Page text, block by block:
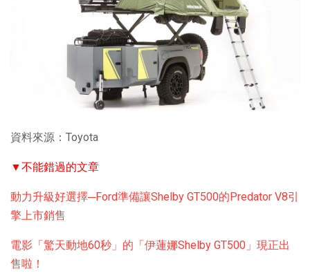
資料來源：Toyota
▼不能錯過的文章
動力升級好選擇─Ford準備讓Shelby GT500的Predator V8引
擎上市銷售
電影「驚天動地60秒」的「伊蓮娜Shelby GT500」現正出
售啦！